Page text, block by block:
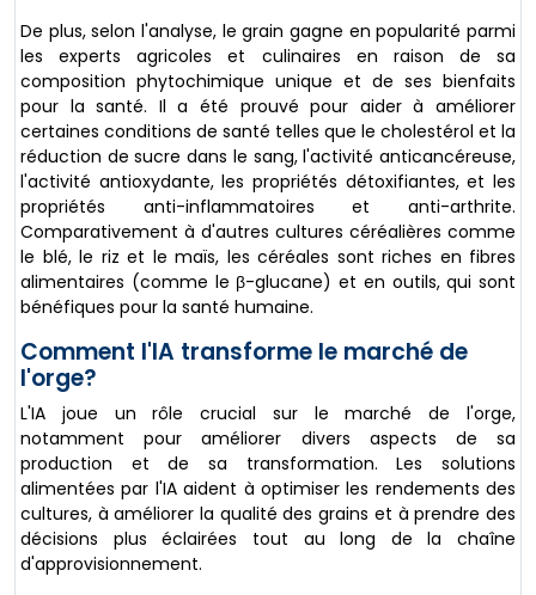
De plus, selon l'analyse, le grain gagne en popularité parmi
les experts agricoles et culinaires en raison de sa
composition phytochimique unique et de ses bienfaits
pour la santé. Il a été prouvé pour aider à améliorer
certaines conditions de santé telles que le cholestérol et la
réduction de sucre dans le sang, l'activité anticancéreuse,
l'activité antioxydante, les propriétés détoxifiantes, et les
propriétés anti-inflammatoires et anti-arthrite.
Comparativement à d'autres cultures céréalières comme
le blé, le riz et le maïs, les céréales sont riches en fibres
alimentaires (comme le β-glucane) et en outils, qui sont
bénéfiques pour la santé humaine.
Comment l'IA transforme le marché de
l'orge?
L'IA joue un rôle crucial sur le marché de l'orge,
notamment pour améliorer divers aspects de sa
production et de sa transformation. Les solutions
alimentées par l'IA aident à optimiser les rendements des
cultures, à améliorer la qualité des grains et à prendre des
décisions plus éclairées tout au long de la chaîne
d'approvisionnement.